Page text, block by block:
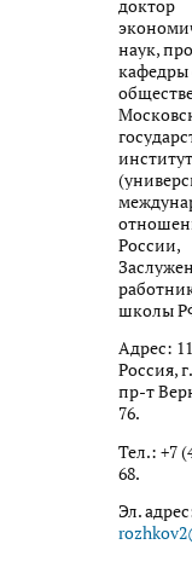
доктор
наук,
кафедры
России,
школы
Адрес:
Россия,
пр-т
76.
Тел.: +7
68.
Эл.